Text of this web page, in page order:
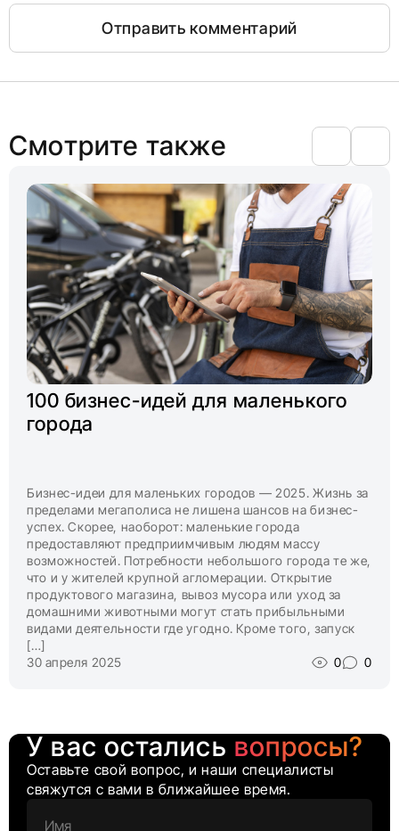
Смотрите также
100 бизнес-идей для маленького
города
Бизнес-идеи для маленьких городов — 2025. Жизнь за
пределами мегаполиса не лишена шансов на бизнес-
успех. Скорее, наоборот: маленькие города
предоставляют предприимчивым людям массу
возможностей. Потребности небольшого города те же,
что и у жителей крупной агломерации. Открытие
продуктового магазина, вывоз мусора или уход за
домашними животными могут стать прибыльными
видами деятельности где угодно. Кроме того, запуск
[…]
30 апреля 2025
0 0
У вас остались вопросы?
Оставьте свой вопрос, и наши специалисты
свяжутся с вами в ближайшее время.